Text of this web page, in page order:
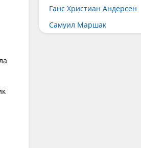
Ганс Христиан Андерсен
Самуил Маршак